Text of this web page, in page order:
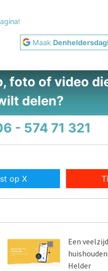
Maak
foto of video
delen?
- 574 71 321
op X
Een
Helder